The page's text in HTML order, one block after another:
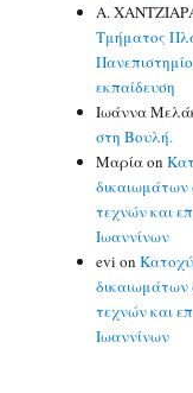
Α.
Τμήματος
εκπαίδευση
Ιωάννα
στη Βουλή.
Μαρίαon
τεχνών και
Ιωαννίνων
evi on
τεχνών και
Ιωαννίνων